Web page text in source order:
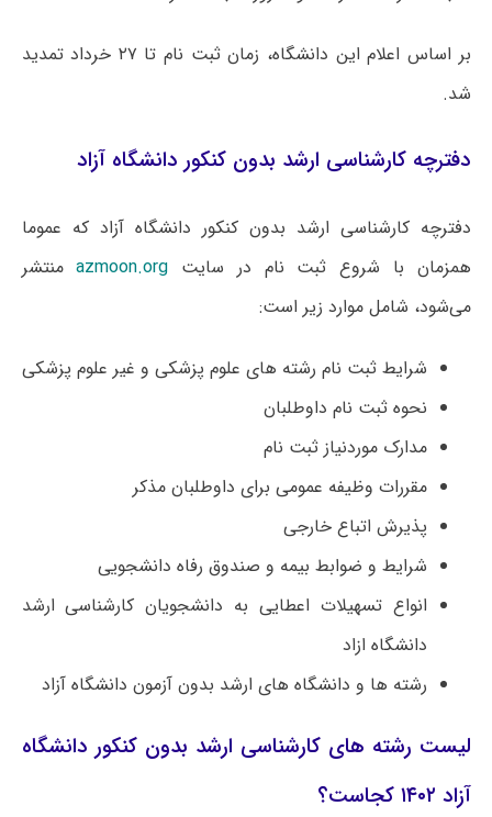
بر اساس اعلام این دانشگاه، زمان ثبت نام تا ۲۷ خرداد تمدید
شد.
دفترچه کارشناسی ارشد بدون کنکور دانشگاه آزاد
دفترچه کارشناسی ارشد بدون کنکور دانشگاه آزاد که عموما
همزمان با شروع ثبت نام در سایت azmoon.orgمنتشر
می‌شود، شامل موارد زیر است:
شرایط ثبت نام رشته های علوم پزشکی و غیر علوم پزشکی
نحوه ثبت نام داوطلبان
مدارک موردنیاز ثبت نام
مقررات وظیفه عمومی برای داوطلبان مذکر
پذیرش اتباع خارجی
شرایط و ضوابط بیمه و صندوق رفاه دانشجویی
انواع تسهیلات اعطایی به دانشجویان کارشناسی ارشد
دانشگاه ازاد
رشته ها و دانشگاه های ارشد بدون آزمون دانشگاه آزاد
لیست رشته های کارشناسی ارشد بدون کنکور دانشگاه
آزاد ۱۴۰۲ کجاست؟